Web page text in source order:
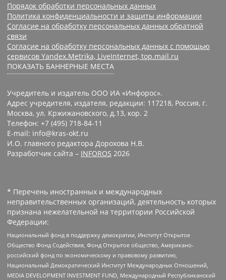
Порядок обработки персональных данных
Политика конфиденциальности и защиты информации
Согласие на обработку персональных данных обратной
связи
Согласие на обработку персональных данных с помощью
сервисов Yandex.Metrika, LiveInternet, top.mail.ru
ПОКАЗАТЬ БАННЕРНЫЕ МЕСТА
Учредитель и издатель ООО ИА «Инфорос».
Адрес учредителя, издателя, редакции: 117218, Россия, г.
Москва, ул. Кржижановского, д.13, кор. 2
Телефон: +7 (495) 718-84-11
E-mail: info@kras-okt.ru
И.О. главного редактора Дорохова Н.В.
Разработчик сайта – INFOROS 2026
* Перечень иностранных и международных
неправительственных организаций, деятельность которых
признана нежелательной на территории Российской
Федерации:
Национальный фонд в поддержку демократии, Институт Открытое
Общество Фонд Содействия, Фонд Открытое общество, Американо-
российский фонд по экономическому и правовому развитию,
Национальный Демократический Институт Международных Отношений,
MEDIA DEVELOPMENT INVESTMENT FUND, Международный Республиканский